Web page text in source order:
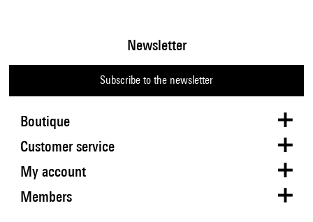
Boutique
Newsletter
Subscribe to the newsletter
Customer service
My account
Members